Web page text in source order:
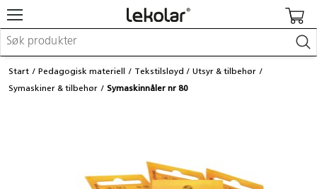
Møbler & innredning
Lekeplassutstyr & utemiljø
Start Pedagogisk materiell Tekstilsløyd
Utsyr & tilbehør
Symaskiner & tilbehør
Symaskinnåler nr 80